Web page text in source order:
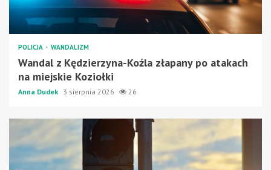
POLICJA WANDALIZM
Wandal z Kędzierzyna-Koźla złapany po atakach
na miejskie Koziołki
Anna Dudek 3 sierpnia 2026 26